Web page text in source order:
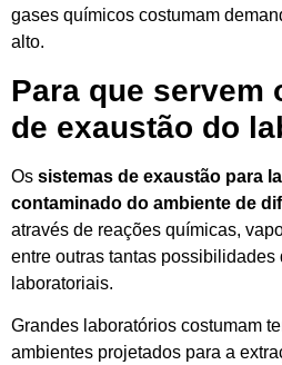
gases químicos costumam
alto.
Para que servem
de exaustão do
Os sistemas de exaustão para
contaminado do ambiente de
através de reações químicas,
entre outras tantas possibilidades
laboratoriais.
Grandes laboratórios costumam
ambientes projetados para a